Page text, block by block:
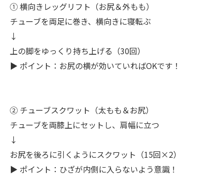
① 横向きレッグリフト（お尻＆外もも）
チューブを両足に巻き、横向きに寝転ぶ
↓
上の脚をゆっくり持ち上げる（30回）
▶ ポイント：お尻の横が効いていればOKです！
② チューブスクワット（太もも＆お尻）
チューブを両膝上にセットし、肩幅に立つ
↓
お尻を後ろに引くようにスクワット（15回×2）
▶ ポイント：ひざが内側に入らないよう意識！